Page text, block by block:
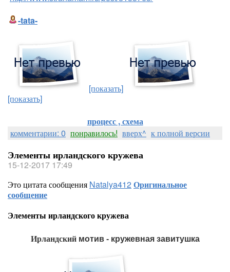
-tata-
[показать]
[показать]
процесс , схема
комментарии: 0 понравилось! вверх^ к полной версии
Элементы ирландского кружева
15-12-2017 17:49
Это цитата сообщения Natalya412Оригинальное
сообщение
Элементы ирландского кружева
Ирландский мотив - кружевная завитушка